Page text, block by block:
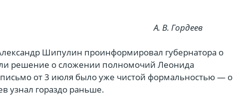
Гордеев
Шипулин проинформировал губернатора о
решение о сложении полномочий Леонида
от 3 июля было уже чистой формальностью — о
узнал гораздо раньше.